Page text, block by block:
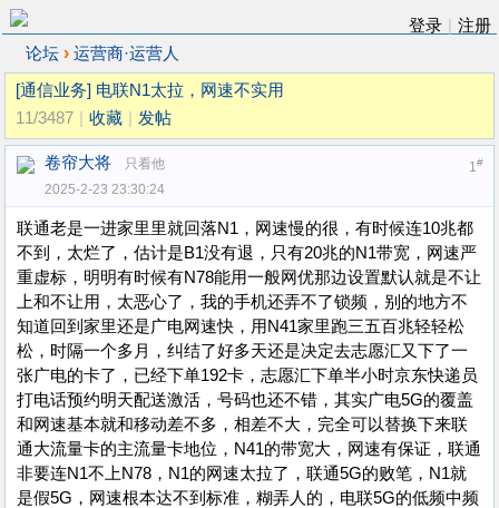
登录
注册
论坛 › 运营商·运营人
[通信业务] 电联N1太拉，网速不实用
11/3487
收藏 发帖
1#
卷帘大将
只看他
2025-2-23 23:30:24
联通老是一进家里里就回落N1，网速慢的很，有时候连10兆都
不到，太烂了，估计是B1没有退，只有20兆的N1带宽，网速严
重虚标，明明有时候有N78能用一般网优那边设置默认就是不让
上和不让用，太恶心了，我的手机还弄不了锁频，别的地方不
知道回到家里还是广电网速快，用N41家里跑三五百兆轻轻松
松，时隔一个多月，纠结了好多天还是决定去志愿汇又下了一
张广电的卡了，已经下单192卡，志愿汇下单半小时京东快递员
打电话预约明天配送激活，号码也还不错，其实广电5G的覆盖
和网速基本就和移动差不多，相差不大，完全可以替换下来联
通大流量卡的主流量卡地位，N41的带宽大，网速有保证，联通
非要连N1不上N78，N1的网速太拉了，联通5G的败笔，N1就
是假5G，网速根本达不到标准，糊弄人的，电联5G的低频中频